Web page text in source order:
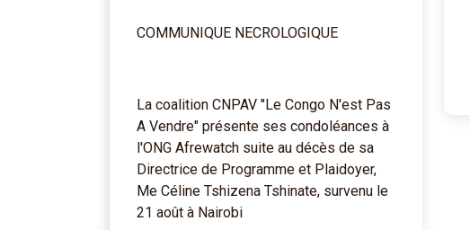
COMMUNIQUE NECROLOGIQUE
La coalition CNPAV "Le Congo N'est Pas
A Vendre" présente ses condoléances à
l'ONG Afrewatch suite au décès de sa
Directrice de Programme et Plaidoyer,
Me Céline Tshizena Tshinate, survenu le
21 août à Nairobi